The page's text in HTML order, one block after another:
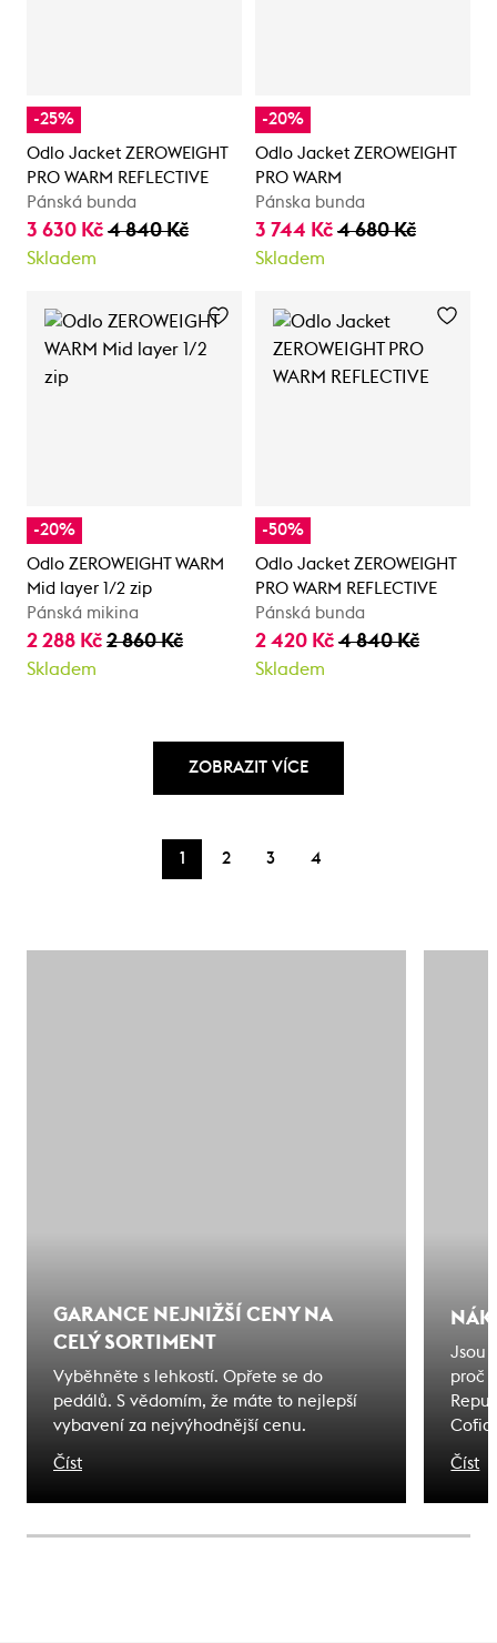
-25%
Odlo Jacket ZEROWEIGHT
PRO WARM REFLECTIVE
Pánská bunda
3 630 Kč 4 840 Kč
Skladem
-20%
Odlo Jacket ZEROWEIGHT
PRO WARM
Pánska bunda
3 744 Kč 4 680 Kč
Skladem
-20%
Odlo ZEROWEIGHT WARM
Mid layer 1/2 zip
Pánská mikina
2 288 Kč 2 860 Kč
Skladem
-50%
Odlo Jacket ZEROWEIGHT
PRO WARM REFLECTIVE
Pánská bunda
2 420 Kč 4 840 Kč
Skladem
ZOBRAZIT VÍCE
1 2 3 4
GARANCE NEJNIŽŠÍ CENY NA
CELÝ SORTIMENT
Vyběhněte s lehkostí. Opřete se do
pedálů. S vědomím, že máte to nejlepší
vybavení za nejvýhodnější cenu.
Číst
Jsou
proč
na
Číst